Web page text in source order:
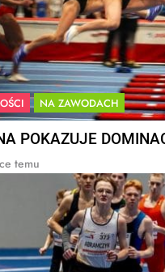
NA ZAWODACH
POKAZUJE
temu